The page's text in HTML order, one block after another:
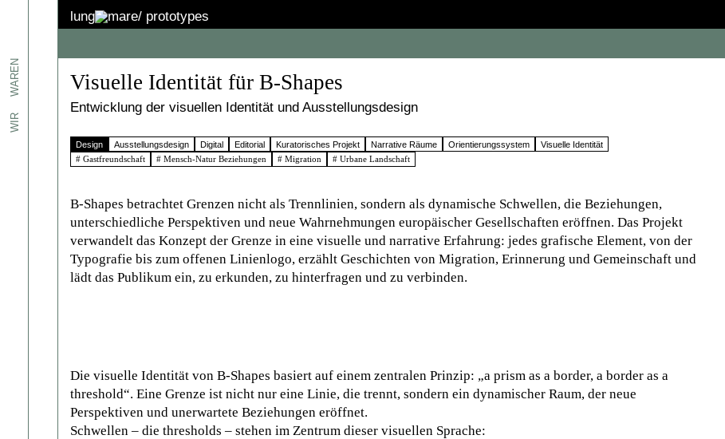
In
wir
WIR
WAREN
lung mare/prototypes
Visuelle Identität für B-Shapes
Entwicklung der visuellen Identität und Ausstellungsdesign
Design Ausstellungsdesign Digital Editorial Kuratorisches Projekt Narrative Räume Orientierungssystem
Visuelle Identität
# Gastfreundschaft
# Mensch-Natur Beziehungen # Migration # Urbane Landschaft
B‑Shapes betrachtet Grenzen nicht als Trennlinien, sondern als dynamische Schwellen, die Beziehungen,
unterschiedliche Perspektiven und neue Wahrnehmungen europäischer Gesellschaften eröffnen. Das Projekt
verwandelt das Konzept der Grenze in eine visuelle und narrative Erfahrung: jedes grafische Element, von der
Typografie bis zum offenen Linienlogo, erzählt Geschichten von Migration, Erinnerung und Gemeinschaft und
lädt das Publikum ein, zu erkunden, zu hinterfragen und zu verbinden.
Die visuelle Identität von B‑Shapes basiert auf einem zentralen Prinzip: „a prism as a border, a border as a
threshold“. Eine Grenze ist nicht nur eine Linie, die trennt, sondern ein dynamischer Raum, der neue
Perspektiven und unerwartete Beziehungen eröffnet.
Schwellen – die thresholds – stehen im Zentrum dieser visuellen Sprache: